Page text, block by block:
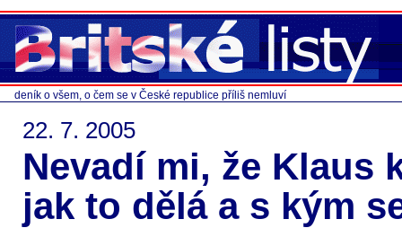
deník o všem, o čem se v České republice příliš nemluví
22. 7. 2005
Nevadí mi, že Klaus
jak to dělá a s kým